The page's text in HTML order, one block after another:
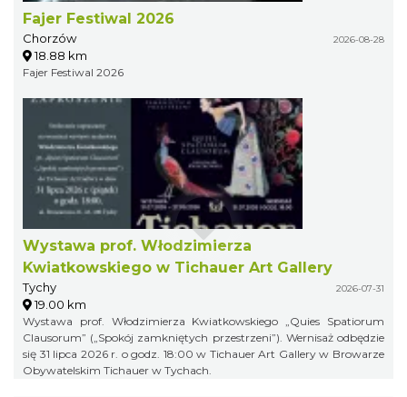
Fajer Festiwal 2026
Chorzów 2026-08-28
18.88 km
Fajer Festiwal 2026
Wystawa prof. Włodzimierza
Kwiatkowskiego w Tichauer Art Gallery
Tychy 2026-07-31
19.00 km
Wystawa prof. Włodzimierza Kwiatkowskiego „Quies Spatiorum
Clausorum” („Spokój zamkniętych przestrzeni”). Wernisaż odbędzie
się 31 lipca 2026 r. o godz. 18:00 w Tichauer Art Gallery w Browarze
Obywatelskim Tichauer w Tychach.